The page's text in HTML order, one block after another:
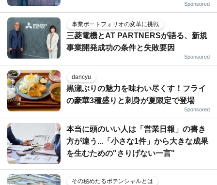
Sponsored
事業ポートフォリオの変革に挑戦
三菱電機とAT PARTNERSが語る、新規
事業開発成功の条件と失敗要因
Sponsored
dancyu
黒瀬ぶりの魅力を味わい尽くす！フライ
の豪華3種盛りと刺身が夏限定で登場
Sponsored
本当に頭のいい人は「営業日報」の書き
方が違う...「小さな1件」から大きな成果
を生むための"さりげない一言"
その秘めたるポテンシャルとは